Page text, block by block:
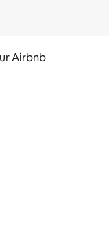
Airbnb